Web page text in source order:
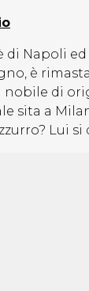
di Napoli
è
nobile di
sita a
Lui